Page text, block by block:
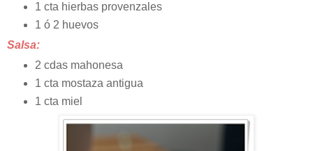
1 cta hierbas provenzales
1 ó 2 huevos
Salsa:
2 cdas mahonesa
1 cta mostaza antigua
1 cta miel